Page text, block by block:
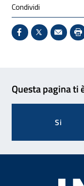
Condividi
Condividi su
X - SitoInvio
Questa pagina ti
Si